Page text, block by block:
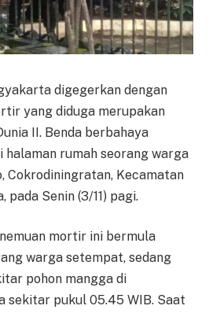
digegerkan dengan
yang diduga merupakan
II. Benda berbahaya
rumah seorang warga
Cokrodiningratan, Kecamatan
pada Senin (3/11) pagi.
mortir ini bermula
warga setempat, sedang
pohon mangga di
sekitar pukul 05.45 WIB. Saat